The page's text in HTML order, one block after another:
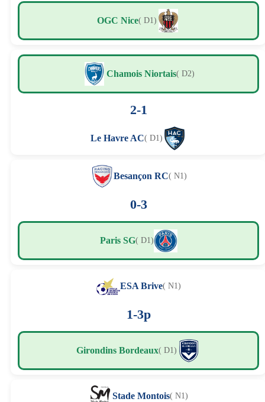
OGC Nice( D1)
Chamois Niortais( D2)
2-1
Le Havre AC( D1)
Besançon RC( N1)
0-3
Paris SG( D1)
ESA Brive( N1)
1-3p
Girondins Bordeaux( D1)
Stade Montois( N1)